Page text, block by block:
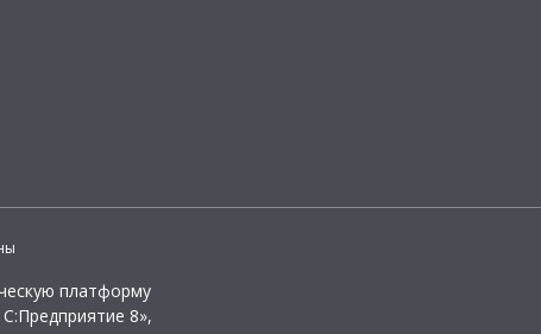
платформу
8»,